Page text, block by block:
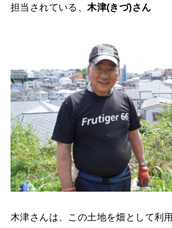
担当されている、 木津(きづ)さん
木津さんは、この土地を畑として利